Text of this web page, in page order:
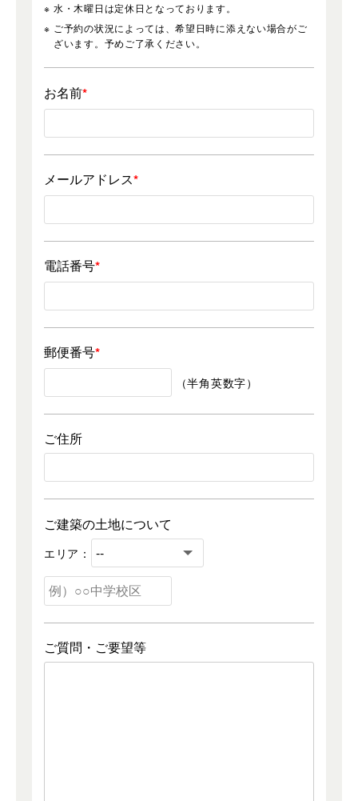
水・木曜日は定休日となっております。
ご予約の状況によっては、希望日時に添えない場合がご
ざいます。予めご了承ください。
お名前
メールアドレス
電話番号
郵便番号
（半角英数字）
ご住所
ご建築の土地について
エリア：
ご質問・ご要望等